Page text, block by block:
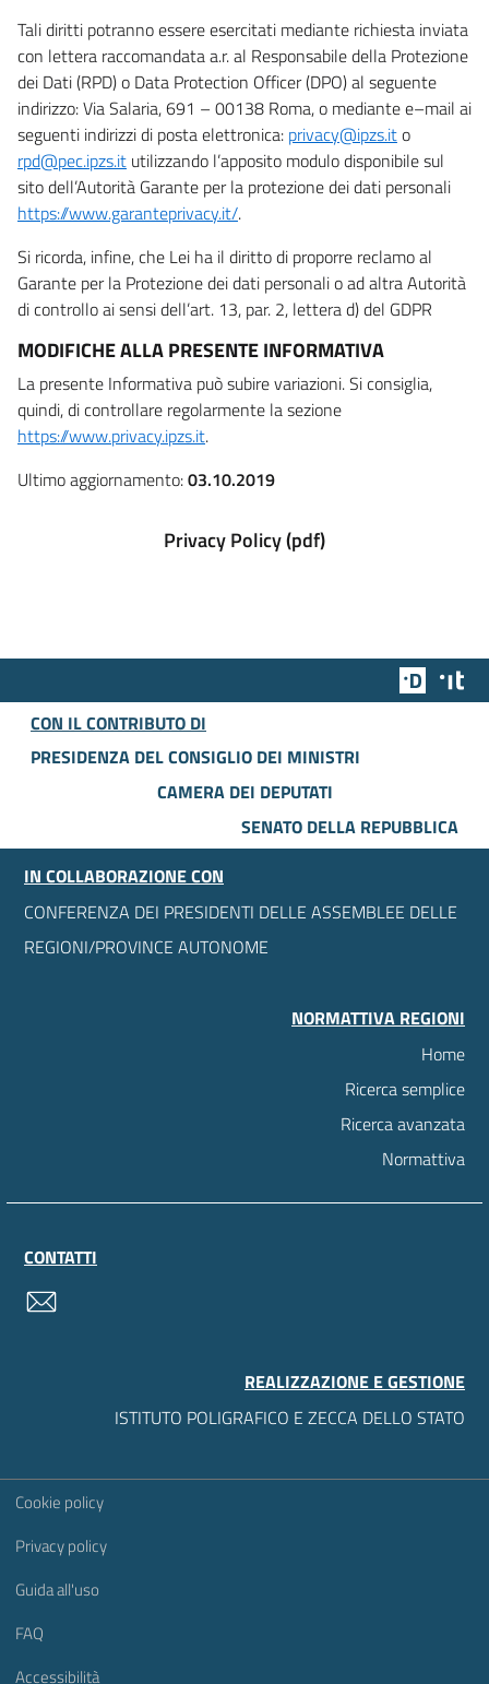
Tali diritti potranno essere esercitati mediante richiesta inviata
con lettera raccomandata a.r. al Responsabile della Protezione
dei Dati (RPD) o Data Protection Officer (DPO) al seguente
indirizzo: Via Salaria, 691 – 00138 Roma, o mediante e–mail ai
seguenti indirizzi di posta elettronica: privacy@ipzs.ito
rpd@pec.ipzs.it utilizzando l’apposito modulo disponibile sul
sito dell’Autorità Garante per la protezione dei dati personali
https://www.garanteprivacy.it/.
Si ricorda, infine, che Lei ha il diritto di proporre reclamo al
Garante per la Protezione dei dati personali o ad altra Autorità
di controllo ai sensi dell’art. 13, par. 2, lettera d) del GDPR
MODIFICHE ALLA PRESENTE INFORMATIVA
La presente Informativa può subire variazioni. Si consiglia,
quindi, di controllare regolarmente la sezione
https://www.privacy.ipzs.it.
Ultimo aggiornamento:03.10.2019
Privacy Policy (pdf)
Team
CON IL CONTRIBUTO DI
PRESIDENZA DEL CONSIGLIO DEI MINISTRI
CAMERA DEI DEPUTATI
SENATO DELLA REPUBBLICA
IN COLLABORAZIONE CON
CONFERENZA DEI PRESIDENTI DELLE ASSEMBLEE DELLE
REGIONI/PROVINCE AUTONOME
NORMATTIVA REGIONI
Home
Ricerca semplice
Ricerca avanzata
Normattiva
CONTATTI
REALIZZAZIONE E GESTIONE
ISTITUTO POLIGRAFICO E ZECCA DELLO STATO
Sezione Link Utili
Cookie policy
Privacy policy
Guida all'uso
FAQ
Accessibilità